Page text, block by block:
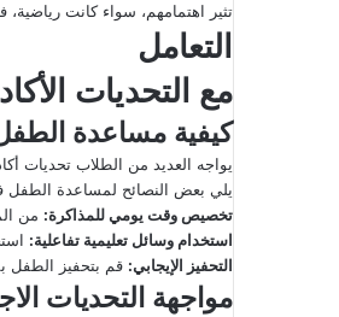
تثير اهتمامهم، سواء كانت رياضية،
التعامل
مع التحديات
كيفية مساعدة
يواجه العديد من الطلاب تحديات
يلي بعض النصائح لمساعدة الطفل
تخصيص وقت يومي للمذاكرة: من
استخدام وسائل تعليمية تفاعلية:
التحفيز الإيجابي: قم بتحفيز الطفل
مواجهة التحديات